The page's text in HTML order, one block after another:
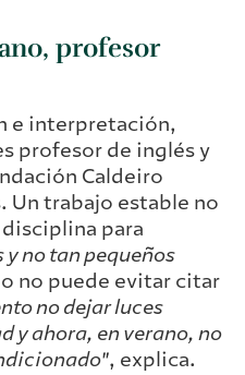
profesor
e interpretación,
profesor de inglés y
Caldeiro
Un trabajo estable no
para
y no tan pequeños
no puede evitar citar
no dejar luces
y ahora, en verano, no
”, explica.